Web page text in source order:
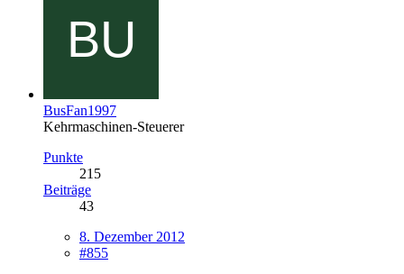
BusFan1997
Kehrmaschinen-Steuerer
Punkte
215
Beiträge
43
8. Dezember 2012
#855